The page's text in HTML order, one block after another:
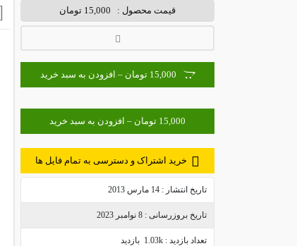
قیمت محصول : 15,000 تومان
15,000 تومان – افزودن به سبد خرید
خرید اشتراک و دسترسی به تمام فایل ها
تاریخ انتشار : 14 مارس 2013
تاریخ بروزرسانی : 8 نوامبر 2023
تعداد بازدید : 1.03k بازدید